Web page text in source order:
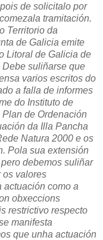
de solicitalo por
tramitación.
Territorio da
de Galicia emite
Litoral de Galicia de
Debe suliñarse que
varios escritos do
a falla de informes
do Instituto de
de Ordenación
da Illa Pancha
Natura 2000 e os
Pola sua extensión
debemos suliñar
os valores
actuación como a
obxeccions
restrictivo respecto
manifesta
que unha actuación